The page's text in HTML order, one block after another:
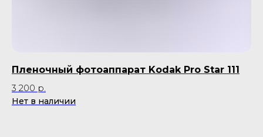
Пленочный фотоаппарат Kodak Pro Star 111
3 200 р.
Нет в наличии